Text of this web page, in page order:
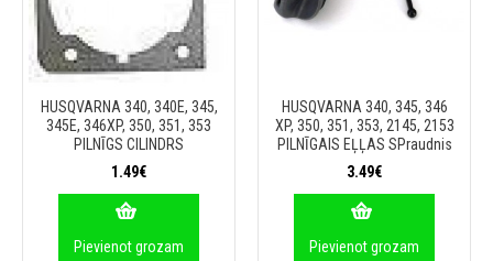
HUSQVARNA 340, 340E, 345,
345E, 346XP, 350, 351, 353
PILNĪGS CILINDRS
1.49€
Pievienot grozam
HUSQVARNA 340, 345, 346
XP, 350, 351, 353, 2145, 2153
PILNĪGAIS EĻĻAS SPraudnis
3.49€
Pievienot grozam